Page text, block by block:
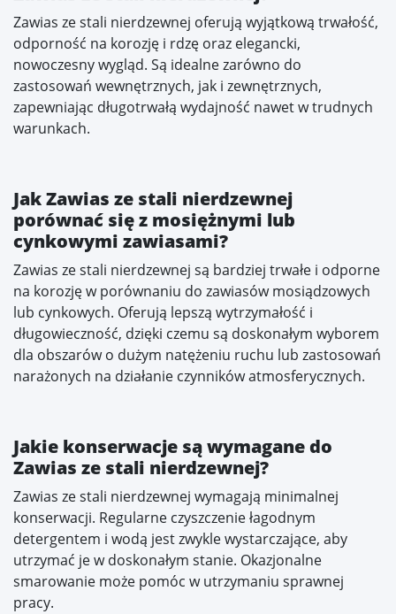
Zawias ze stali nierdzewnej oferują wyjątkową trwałość,
odporność na korozję i rdzę oraz elegancki,
nowoczesny wygląd. Są idealne zarówno do
zastosowań wewnętrznych, jak i zewnętrznych,
zapewniając długotrwałą wydajność nawet w trudnych
warunkach.
Jak Zawias ze stali nierdzewnej
porównać się z mosiężnymi lub
cynkowymi zawiasami?
Zawias ze stali nierdzewnej są bardziej trwałe i odporne
na korozję w porównaniu do zawiasów mosiądzowych
lub cynkowych. Oferują lepszą wytrzymałość i
długowieczność, dzięki czemu są doskonałym wyborem
dla obszarów o dużym natężeniu ruchu lub zastosowań
narażonych na działanie czynników atmosferycznych.
Jakie konserwacje są wymagane do
Zawias ze stali nierdzewnej?
Zawias ze stali nierdzewnej wymagają minimalnej
konserwacji. Regularne czyszczenie łagodnym
detergentem i wodą jest zwykle wystarczające, aby
utrzymać je w doskonałym stanie. Okazjonalne
smarowanie może pomóc w utrzymaniu sprawnej
pracy.